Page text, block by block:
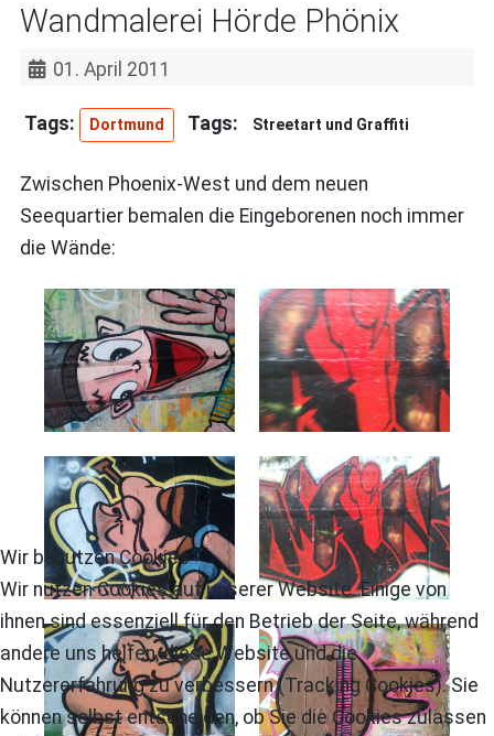
Wandmalerei Hörde Phönix
01. April 2011
Dortmund Streetart und Graffiti
Zwischen Phoenix-West und dem neuen
Seequartier bemalen die Eingeborenen noch immer
die Wände:
Wir benutzen Cookies
Wir nutzen Cookies auf unserer Website. Einige von
ihnen sind essenziell für den Betrieb der Seite, während
andere uns helfen, diese Website und die
Nutzererfahrung zu verbessern (Tracking Cookies). Sie
können selbst entscheiden, ob Sie die Cookies zulassen